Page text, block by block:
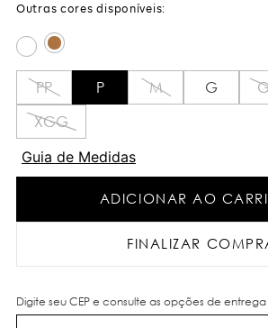
PP P M G
XGG
Guia de Medidas
ADICIONAR AO
FINALIZAR